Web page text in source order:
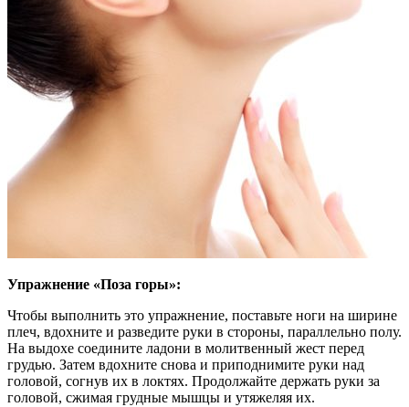
Упражнение «Поза горы»:
Чтобы выполнить это упражнение, поставьте ноги на ширине
плеч, вдохните и разведите руки в стороны, параллельно полу.
На выдохе соедините ладони в молитвенный жест перед
грудью. Затем вдохните снова и приподнимите руки над
головой, согнув их в локтях. Продолжайте держать руки за
головой, сжимая грудные мышцы и утяжеляя их.